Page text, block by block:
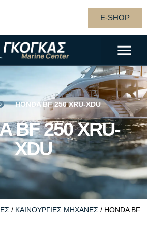
E-SHOP
BF 250
XDU
HONDA BF 250 XRU-XDU
BF 250 XRU-
XDU
/ ΚΑΙΝΟΥΡΓΙΕΣ ΜΗΧΑΝΕΣ / HONDA BF